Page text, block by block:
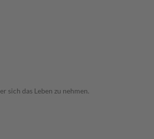
sich das Leben zu nehmen.